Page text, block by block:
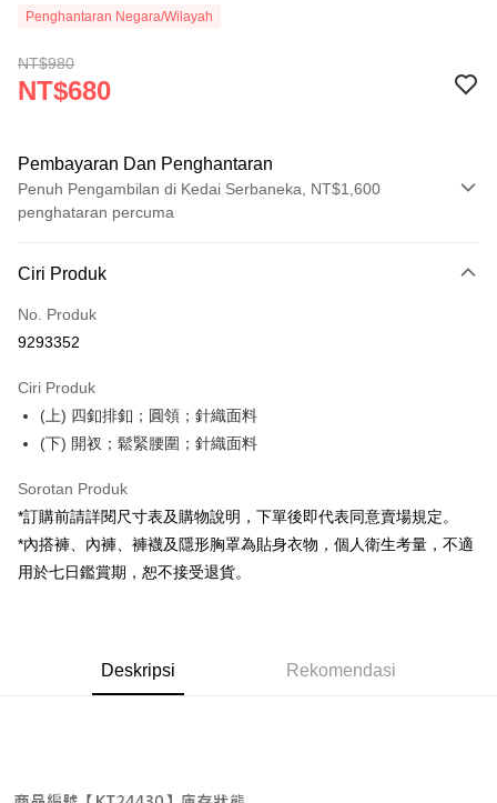
Penghantaran Negara/Wilayah
NT$980
NT$680
Pembayaran Dan Penghantaran
Penuh Pengambilan di Kedai Serbaneka, NT$1,600
penghataran percuma
Kad Kredit (Bayaran Penuh)
Pengambilan di Kedai Serbaneka
Apple Pay
JKOPAY
Google Pay
OP Pay Later
Deskripsi
[Terma Penggunaan untuk OP Pay Later]
Jika anda memilih OP Pay Later sebagai kaedah pembayaran, sistem
1. Dengan memilih AFTEE sebagai kaedah pembayaran, mesej
pengesahan AFTEE akan muncul.
manakala ahli aplikasi akan menerima pemberitahuan tolak aplikasi
Pemindahan ATM
Ciri Produk
No. Produk
9293352
Ciri Produk
(上) 四釦排釦；圓領；針織面料
(下) 開衩；鬆緊腰圍；針織面料
Sorotan Produk
*訂購前請詳閱尺寸表及購物說明，下單後即代表同意賣場規定。
*內搭褲、內褲、褲襪及隱形胸罩為貼身衣物，個人衛生考量，不適
用於七日鑑賞期，恕不接受退貨。
Deskripsi Rekomendasi